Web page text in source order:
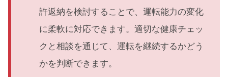
許返納を検討することで、運転能力の変化
に柔軟に対応できます。適切な健康チェッ
クと相談を通じて、運転を継続するかどう
かを判断できます。